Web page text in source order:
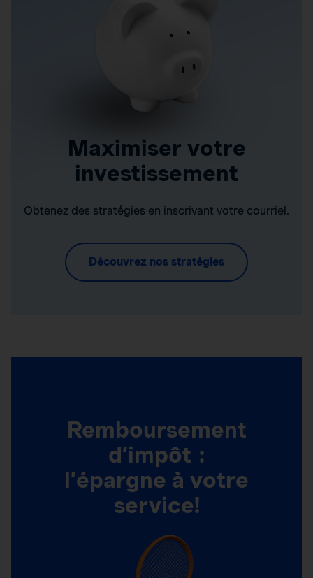
Maximiser votre
investissement
Obtenez des stratégies en inscrivant votre courriel.
Découvrez nos stratégies
Remboursement
d’impôt :
l’épargne à votre
service!